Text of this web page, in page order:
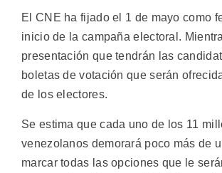
El CNE ha fijado el 1 de mayo como
inicio de la campaña electoral.
presentación que tendrán las
boletas de votación que serán
de los electores.
Se estima que cada uno de los 11
venezolanos demorará poco más de
marcar todas las opciones que le